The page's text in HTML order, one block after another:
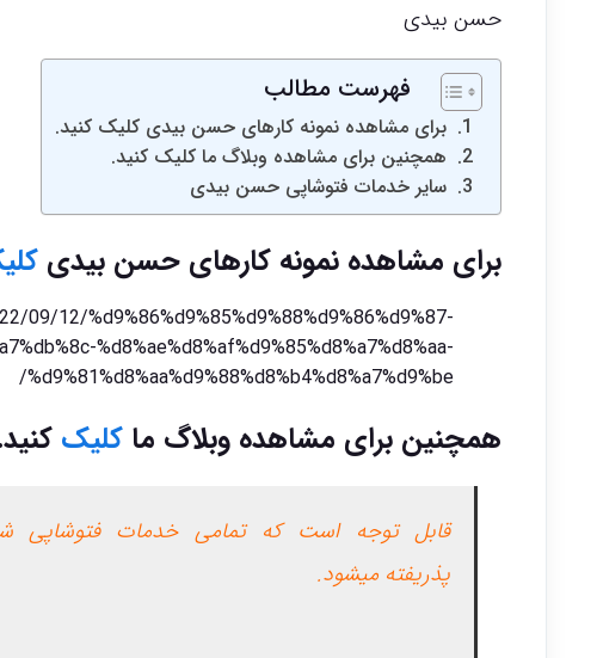
حسن بیدی
فهرست مطالب
برای مشاهده نمونه کارهای حسن بیدی کلیک کنید.
همچنین برای مشاهده وبلاگ ما کلیک کنید.
سایر خدمات فتوشاپی حسن بیدی
برای مشاهده نمونه کارهای حسن بیدی
12/%d9%86%d9%85%d9%88%d9%86%d9%87-
%d8%ae%d8%af%d9%85%d8%a7%d8%aa-
%d9%81%d8%aa%d9%88%d8%b4%d8%a7%d9%be/
همچنین برای مشاهده وبلاگ ماکلیک
قابل توجه است که تمامی خدمات فتوشاپی
پذریفته میشود.